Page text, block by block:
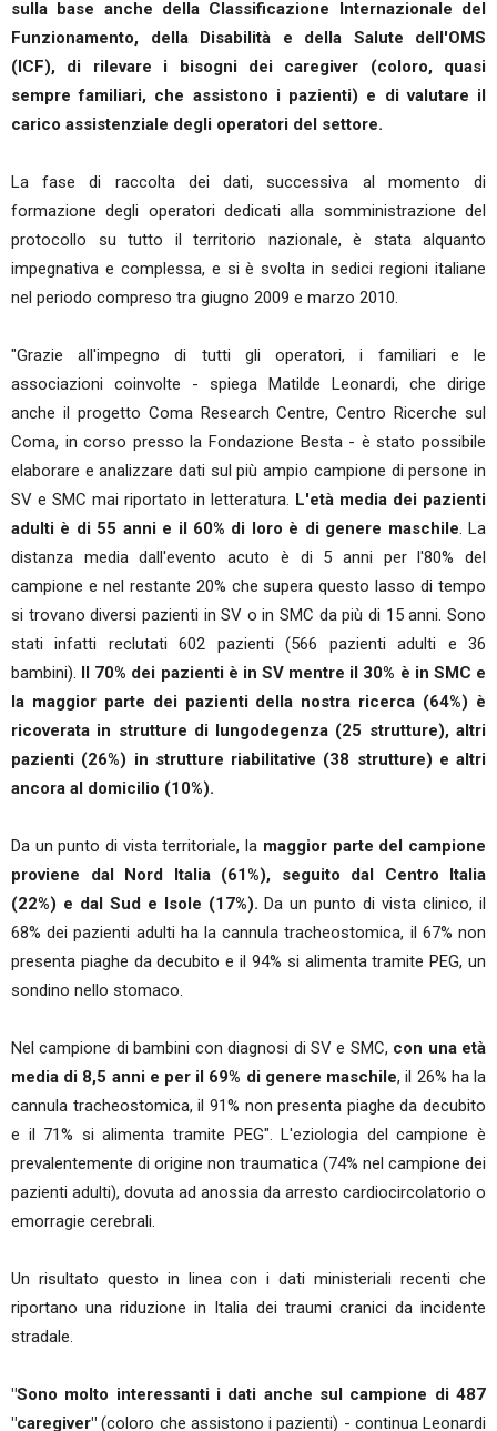
sulla base anche della Classificazione Internazionale del
Funzionamento, della Disabilità e della Salute dell'OMS
(ICF), di rilevare i bisogni dei caregiver (coloro, quasi
sempre familiari, che assistono i pazienti) e di valutare il
carico assistenziale degli operatori del settore.
La fase di raccolta dei dati, successiva al momento di
formazione degli operatori dedicati alla somministrazione del
protocollo su tutto il territorio nazionale, è stata alquanto
impegnativa e complessa, e si è svolta in sedici regioni italiane
nel periodo compreso tra giugno 2009 e marzo 2010.
"Grazie all'impegno di tutti gli operatori, i familiari e le
associazioni coinvolte - spiega Matilde Leonardi, che dirige
anche il progetto Coma Research Centre, Centro Ricerche sul
Coma, in corso presso la Fondazione Besta - è stato possibile
elaborare e analizzare dati sul più ampio campione di persone in
SV e SMC mai riportato in letteratura. L'età media dei pazienti
adulti è di 55 anni e il 60% di loro è di genere maschile. La
distanza media dall'evento acuto è di 5 anni per l'80% del
campione e nel restante 20% che supera questo lasso di tempo
si trovano diversi pazienti in SV o in SMC da più di 15 anni. Sono
stati infatti reclutati 602 pazienti (566 pazienti adulti e 36
bambini). Il 70% dei pazienti è in SV mentre il 30% è in SMC e
la maggior parte dei pazienti della nostra ricerca (64%) è
ricoverata in strutture di lungodegenza (25 strutture), altri
pazienti (26%) in strutture riabilitative (38 strutture) e altri
ancora al domicilio (10%).
Da un punto di vista territoriale, la maggior parte del campione
proviene dal Nord Italia (61%), seguito dal Centro Italia
(22%) e dal Sud e Isole (17%). Da un punto di vista clinico, il
68% dei pazienti adulti ha la cannula tracheostomica, il 67% non
presenta piaghe da decubito e il 94% si alimenta tramite PEG, un
sondino nello stomaco.
Nel campione di bambini con diagnosi di SV e SMC, con una età
media di 8,5 anni e per il 69% di genere maschile, il 26% ha la
cannula tracheostomica, il 91% non presenta piaghe da decubito
e il 71% si alimenta tramite PEG". L'eziologia del campione è
prevalentemente di origine non traumatica (74% nel campione dei
pazienti adulti), dovuta ad anossia da arresto cardiocircolatorio o
emorragie cerebrali.
Un risultato questo in linea con i dati ministeriali recenti che
riportano una riduzione in Italia dei traumi cranici da incidente
stradale.
"Sono molto interessanti i dati anche sul campione di 487
"caregiver" (coloro che assistono i pazienti) - continua Leonardi